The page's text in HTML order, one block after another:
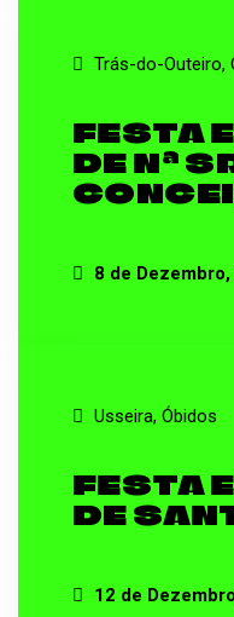
Trás-do-Outeiro,
FESTA
DE Nª
8 de
Usseira, Óbidos
FESTA
DE
12 de